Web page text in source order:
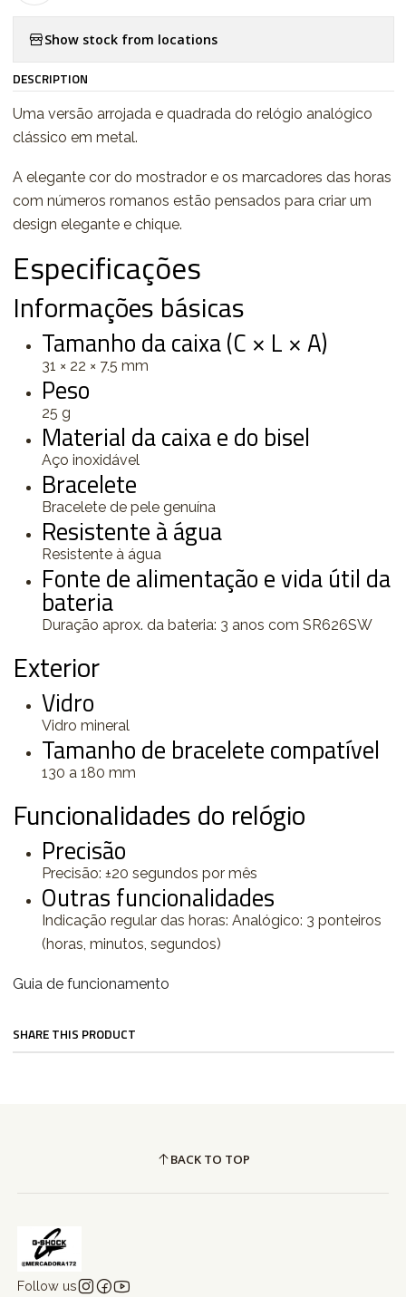
Show stock from locations
DESCRIPTION
Uma versão arrojada e quadrada do relógio analógico
clássico em metal.
A elegante cor do mostrador e os marcadores das horas
com números romanos estão pensados para criar um
design elegante e chique.
Especificações
Informações básicas
Tamanho da caixa (C × L × A)
31 × 22 × 7.5 mm
Peso
25 g
Material da caixa e do bisel
Aço inoxidável
Bracelete
Bracelete de pele genuína
Resistente à água
Resistente à água
Fonte de alimentação e vida útil da
bateria
Duração aprox. da bateria: 3 anos com SR626SW
Exterior
Vidro
Vidro mineral
Tamanho de bracelete compatível
130 a 180 mm
Funcionalidades do relógio
Precisão
Precisão: ±20 segundos por mês
Outras funcionalidades
Indicação regular das horas: Analógico: 3 ponteiros
(horas, minutos, segundos)
Guia de funcionamento
SHARE THIS PRODUCT
BACK TO TOP
Follow us